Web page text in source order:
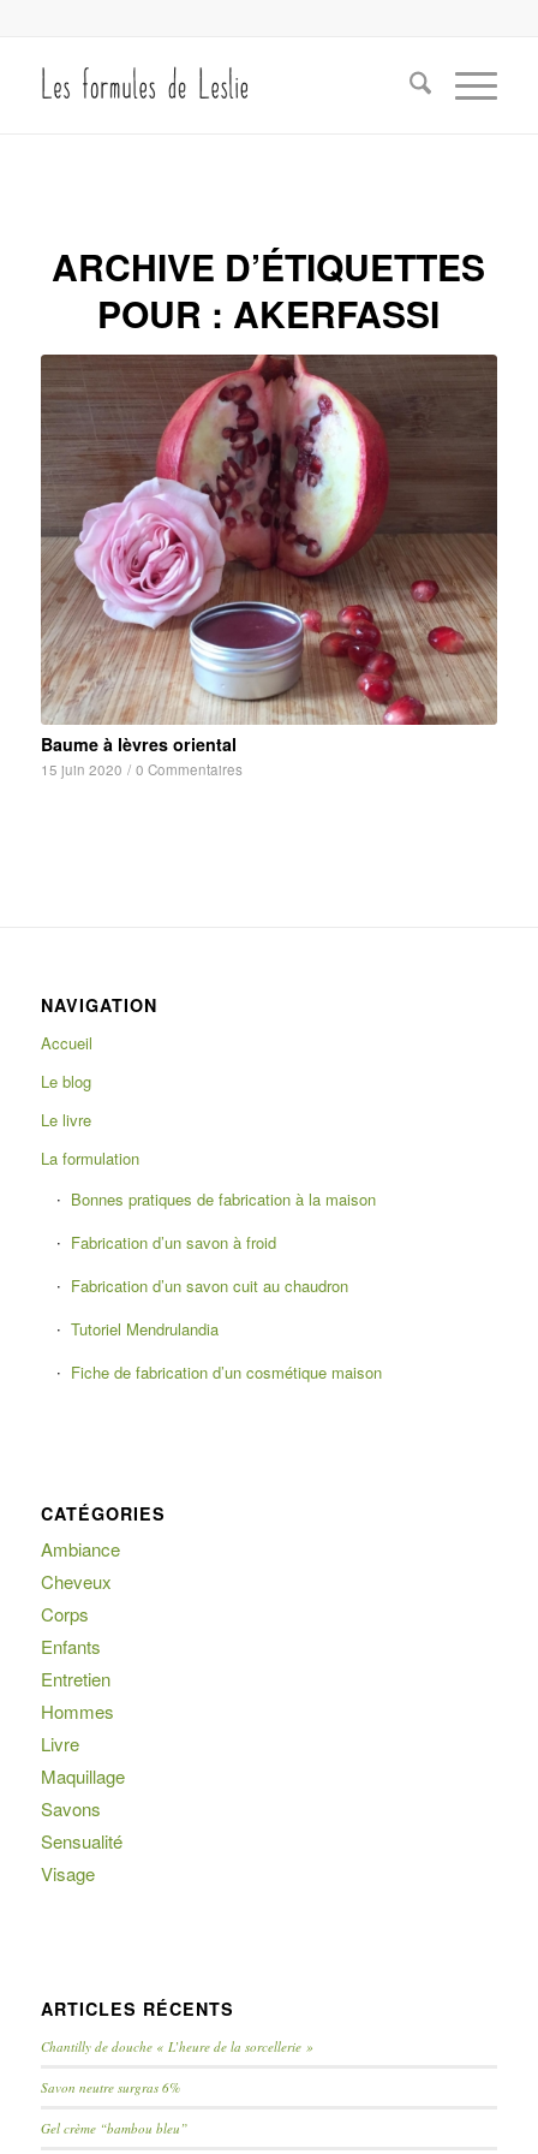
ARCHIVE D’ÉTIQUETTES
POUR : AKERFASSI
Baume à lèvres oriental
15 juin 2020 / 0 Commentaires
NAVIGATION
Accueil
Le blog
Le livre
La formulation
Bonnes pratiques de fabrication à la maison
Fabrication d’un savon à froid
Fabrication d’un savon cuit au chaudron
Tutoriel Mendrulandia
Fiche de fabrication d’un cosmétique maison
CATÉGORIES
Ambiance
Cheveux
Corps
Enfants
Entretien
Hommes
Livre
Maquillage
Savons
Sensualité
Visage
ARTICLES RÉCENTS
Chantilly de douche « L’heure de la sorcellerie »
Savon neutre surgras 6%
Gel crème “bambou bleu”